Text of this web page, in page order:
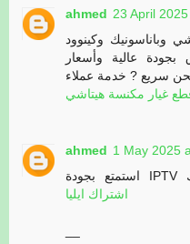
ahmed 23 April
وكينوود
عالية وأسعار
سريع ? خدمة عملاء
غيار مكنسة هيتاشي
ahmed 1 May 2025
اشتراك ايليا